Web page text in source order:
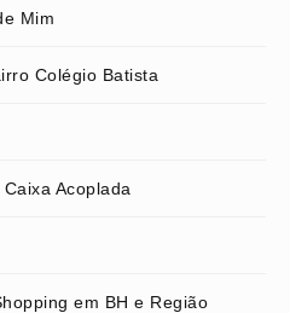
Mim
Colégio Batista
Acoplada
em BH e Região